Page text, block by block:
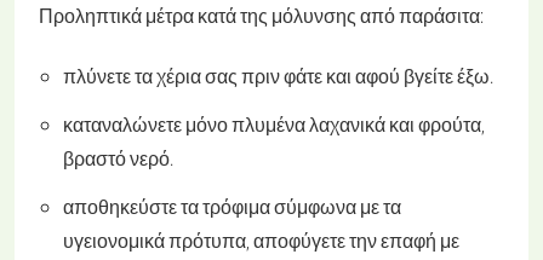
Προληπτικά μέτρα κατά της μόλυνσης από παράσιτα:
πλύνετε τα χέρια σας πριν φάτε και αφού βγείτε έξω.
καταναλώνετε μόνο πλυμένα λαχανικά και φρούτα,
βραστό νερό.
αποθηκεύστε τα τρόφιμα σύμφωνα με τα
υγειονομικά πρότυπα, αποφύγετε την επαφή με